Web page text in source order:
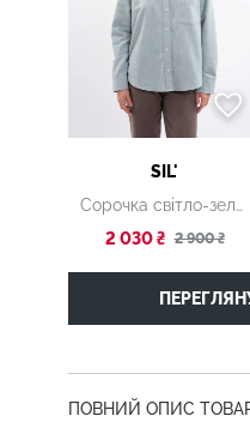
SIL'
Сорочка світло-зелена
2 030 ₴ 2 900 ₴
ПОВНИЙ ОПИС